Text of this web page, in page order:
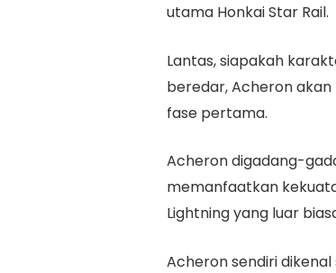
utama Honkai Star Rail.
Lantas, siapakah
beredar, Acheron
fase pertama.
Acheron digadang-
memanfaatkan
Lightning yang luar
Acheron sendiri